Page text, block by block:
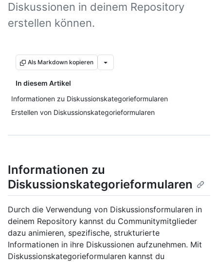
Diskussionen in deinem Repository
erstellen können.
Als Markdown kopieren
In diesem Artikel
Informationen zu Diskussionskategorieformularen
Erstellen von Diskussionskategorieformularen
Informationen zu
Diskussionskategorieformularen
Durch die Verwendung von Diskussionsformularen in
deinem Repository kannst du Communitymitglieder
dazu animieren, spezifische, strukturierte
Informationen in ihre Diskussionen aufzunehmen. Mit
Diskussionskategorieformularen kannst du